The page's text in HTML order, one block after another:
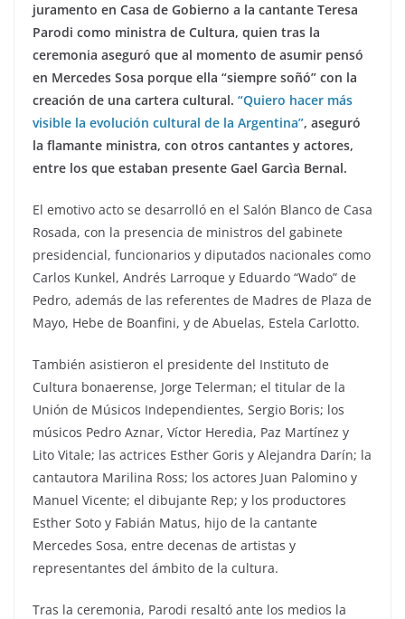
juramento en Casa de Gobierno a la cantante Teresa
Parodi como ministra de Cultura, quien tras la
ceremonia aseguró que al momento de asumir pensó
en Mercedes Sosa porque ella “siempre soñó” con la
creación de una cartera cultural. “Quiero hacer más
visible la evolución cultural de la Argentina”, aseguró
la flamante ministra, con otros cantantes y actores,
entre los que estaban presente Gael Garcìa Bernal.
El emotivo acto se desarrolló en el Salón Blanco de Casa
Rosada, con la presencia de ministros del gabinete
presidencial, funcionarios y diputados nacionales como
Carlos Kunkel, Andrés Larroque y Eduardo “Wado” de
Pedro, además de las referentes de Madres de Plaza de
Mayo, Hebe de Boanfini, y de Abuelas, Estela Carlotto.
También asistieron el presidente del Instituto de
Cultura bonaerense, Jorge Telerman; el titular de la
Unión de Músicos Independientes, Sergio Boris; los
músicos Pedro Aznar, Víctor Heredia, Paz Martínez y
Lito Vitale; las actrices Esther Goris y Alejandra Darín; la
cantautora Marilina Ross; los actores Juan Palomino y
Manuel Vicente; el dibujante Rep; y los productores
Esther Soto y Fabián Matus, hijo de la cantante
Mercedes Sosa, entre decenas de artistas y
representantes del ámbito de la cultura.
Tras la ceremonia, Parodi resaltó ante los medios la